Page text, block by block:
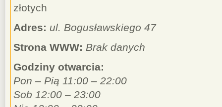
złotych
Adres: ul. Bogusławskiego 47
Strona WWW: Brak danych
Godziny otwarcia:
Pon – Pią 11:00 – 22:00
Sob 12:00 – 23:00